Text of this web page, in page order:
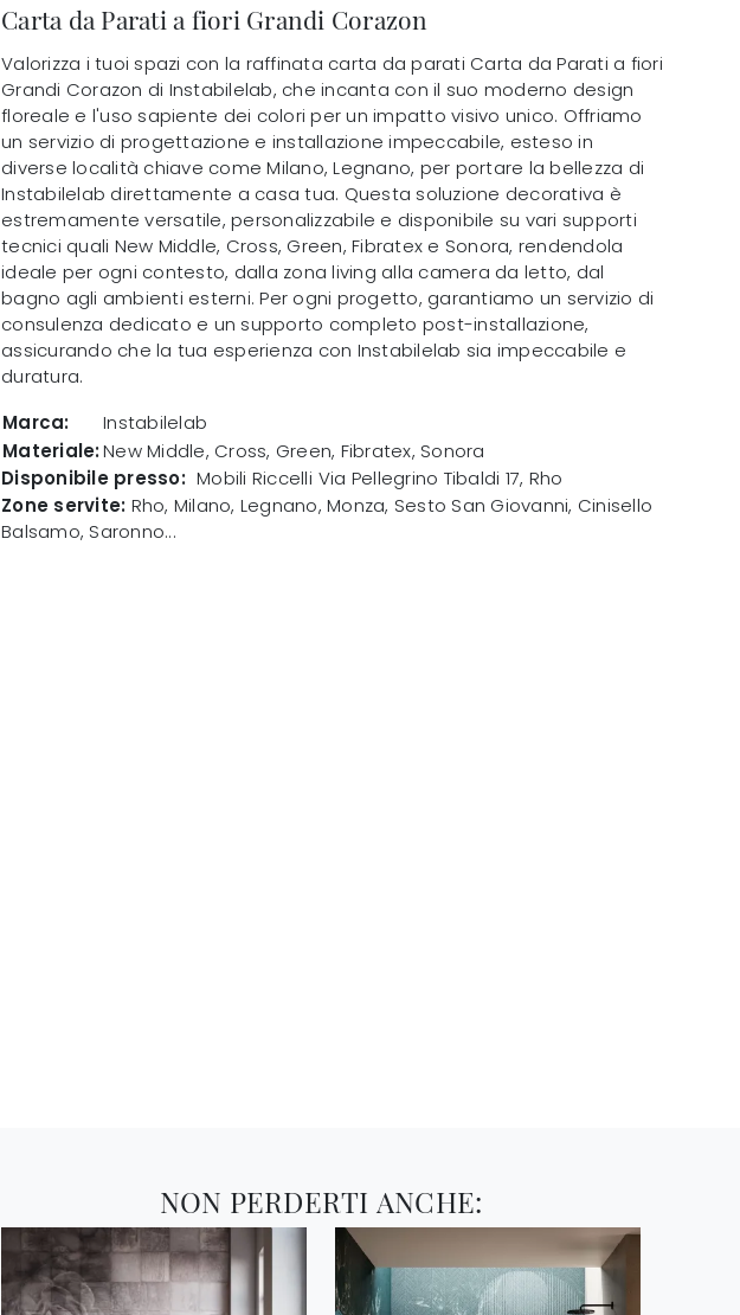
Carta da Parati a fiori Grandi Corazon
Valorizza i tuoi spazi con la raffinata carta da parati Carta da Parati a fiori
Grandi Corazon di Instabilelab, che incanta con il suo moderno design
floreale e l'uso sapiente dei colori per un impatto visivo unico. Offriamo
un servizio di progettazione e installazione impeccabile, esteso in
diverse località chiave come Milano, Legnano, per portare la bellezza di
Instabilelab direttamente a casa tua. Questa soluzione decorativa è
estremamente versatile, personalizzabile e disponibile su vari supporti
tecnici quali New Middle, Cross, Green, Fibratex e Sonora, rendendola
ideale per ogni contesto, dalla zona living alla camera da letto, dal
bagno agli ambienti esterni. Per ogni progetto, garantiamo un servizio di
consulenza dedicato e un supporto completo post-installazione,
assicurando che la tua esperienza con Instabilelab sia impeccabile e
duratura.
Marca:
Instabilelab
Materiale:New Middle, Cross, Green, Fibratex, Sonora
Disponibile presso: Mobili Riccelli Via Pellegrino Tibaldi 17, Rho
Zone servite: Rho, Milano, Legnano, Monza, Sesto San Giovanni, Cinisello
Balsamo, Saronno...
NON PERDERTI ANCHE: